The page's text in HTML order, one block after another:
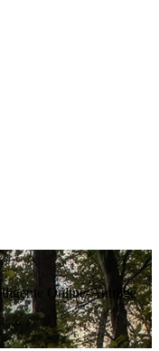
Online-Anträge